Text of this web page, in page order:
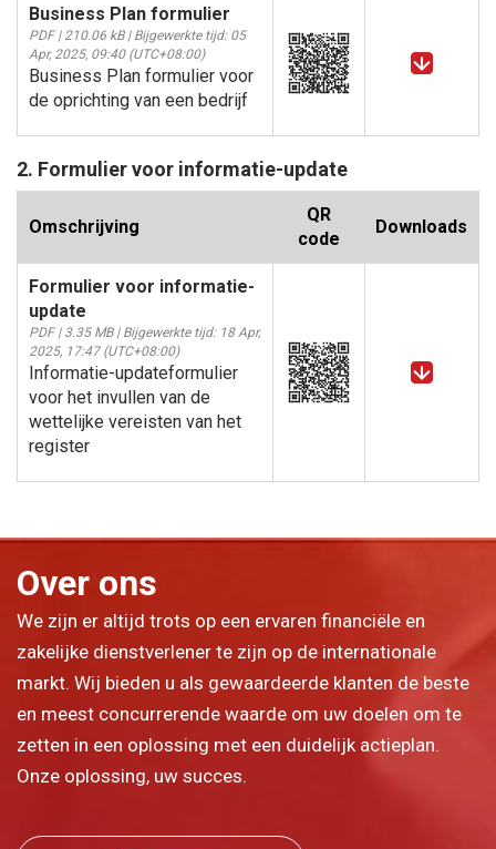
Business Plan formulier
PDF | 210.06 kB | Bijgewerkte tijd: 05
Apr, 2025, 09:40 (UTC+08:00)
Business Plan formulier voor
de oprichting van een bedrijf
2. Formulier voor informatie-update
Omschrijving
QR
code
Downloads
Formulier voor informatie-
update
PDF | 3.35 MB | Bijgewerkte tijd: 18 Apr,
2025, 17:47 (UTC+08:00)
Informatie-updateformulier
voor het invullen van de
wettelijke vereisten van het
register
Over ons
We zijn er altijd trots op een ervaren financiële en
zakelijke dienstverlener te zijn op de internationale
markt. Wij bieden u als gewaardeerde klanten de beste
en meest concurrerende waarde om uw doelen om te
zetten in een oplossing met een duidelijk actieplan.
Onze oplossing, uw succes.